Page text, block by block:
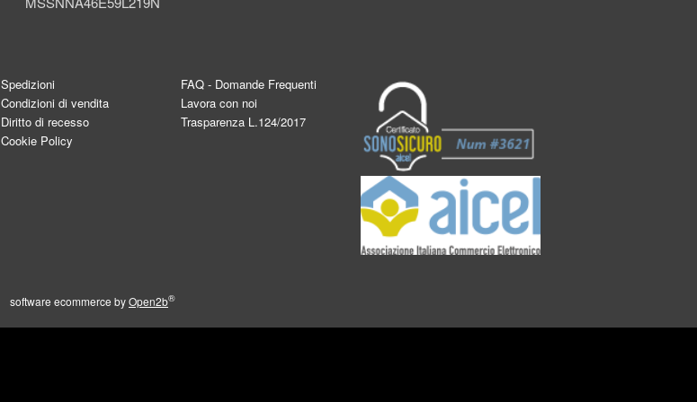
Spedizioni
Condizioni di vendita
Diritto di recesso
Cookie Policy
FAQ - Domande Frequenti
Lavora con noi
Trasparenza L.124/2017
software ecommerce byOpen2b®